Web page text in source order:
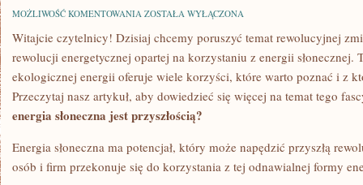
MOŻLIWOŚĆ KOMENTOWANIA REWOLUCJA
KORZYŚCI
Z
ENERGII
SŁONECZNEJ
ZOSTAŁA WYŁĄCZONA
Witajcie czytelnicy! ‍Dzisiaj chcemy poruszyć temat rewolucyjnej
rewolucji energetycznej opartej na korzystaniu z energii słonecznej.
ekologicznej energii oferuje wiele korzyści, które warto poznać i z
Przeczytaj nasz artykuł, aby dowiedzieć się więcej ​na temat tego
energia słoneczna jest przyszłością?
Energia słoneczna ma ⁤potencjał, który może napędzić przyszłą
osób i firm przekonuje się do korzystania z⁢ tej odnawialnej formy⁢